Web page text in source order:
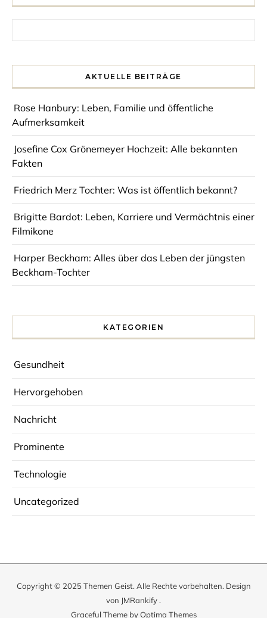
AKTUELLE BEITRÄGE
Rose Hanbury: Leben, Familie und öffentliche
Aufmerksamkeit
Josefine Cox Grönemeyer Hochzeit: Alle bekannten
Fakten
Friedrich Merz Tochter: Was ist öffentlich bekannt?
Brigitte Bardot: Leben, Karriere und Vermächtnis einer
Filmikone
Harper Beckham: Alles über das Leben der jüngsten
Beckham-Tochter
KATEGORIEN
Gesundheit
Hervorgehoben
Nachricht
Prominente
Technologie
Uncategorized
Copyright © 2025Themen Geist. Alle Rechte vorbehalten. Design
von JMRankify .
Graceful Theme byOptima Themes